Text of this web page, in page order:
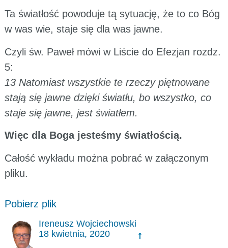
Ta światłość powoduje tą sytuację, że to co Bóg
w was wie, staje się dla was jawne.
Czyli św. Paweł mówi w Liście do Efezjan rozdz.
5:
13 Natomiast wszystkie te rzeczy piętnowane
stają się jawne dzięki światłu, bo wszystko, co
staje się jawne, jest światłem.
Więc dla Boga jesteśmy światłością.
Całość wykładu można pobrać w załączonym
pliku.
Pobierz plik
Ireneusz Wojciechowski
18 kwietnia, 2020